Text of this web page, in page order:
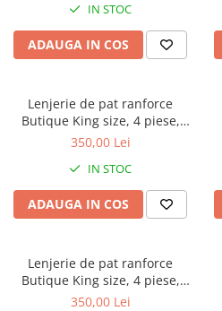
Cu ursuleti
IN STOC
ADAUGA IN COS
Lenjerie de pat ranforce
Butique King size, 4 piese,
100% bumbac ranforce, verde
ESTINA V8
350,00 Lei
IN STOC
ADAUGA IN COS
Lenjerie de pat ranforce
Butique King size, 4 piese,
100% bumbac ranforce, bej,
350,00 Lei